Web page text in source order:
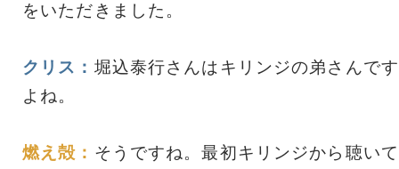
をいただきました。
クリス： 堀込泰行さんはキリンジの弟さんです
よね。
燃え殻： そうですね。最初キリンジから聴いて